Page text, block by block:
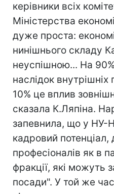
керівники всіх
Міністерства
дуже проста:
нинішнього складу
неуспішною... На
наслідок
10% це вплив
сказала К.Ляпіна.
запевнила, що у НУ-
кадровий потенціал,
професіоналів як в
фракції, які можуть
посади". У той же